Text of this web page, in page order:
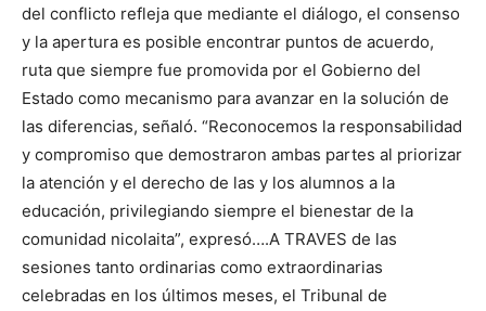
del conflicto refleja que mediante el diálogo, el consenso
y la apertura es posible encontrar puntos de acuerdo,
ruta que siempre fue promovida por el Gobierno del
Estado como mecanismo para avanzar en la solución de
las diferencias, señaló. “Reconocemos la responsabilidad
y compromiso que demostraron ambas partes al priorizar
la atención y el derecho de las y los alumnos a la
educación, privilegiando siempre el bienestar de la
comunidad nicolaita”, expresó….A TRAVES de las
sesiones tanto ordinarias como extraordinarias
celebradas en los últimos meses, el Tribunal de